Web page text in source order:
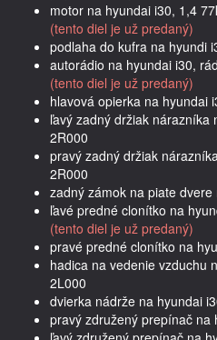
motor na hyundai i30, 1,4
(tento diel je už predaný)
podlaha do kufra na hyundi
autorádio na hyundai i30,
(tento diel je už predaný)
hlavová opierka na hyundai
ľavý zadný držiak nárazníka
2R000
pravý zadný držiak
2R000
zadný zámok na piate dvere
ľavé predné clonítko na
(tento diel je už predaný)
pravé predné clonítko na
hadica na vedenie vzduchu
2L000
dvierka nádrže na hyundai
pravý združený prepínač na